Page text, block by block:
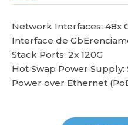
Network Interfaces: 48x
Interface de
Stack Ports: 2x 120G
Hot Swap Power Supply:
Power over Ethernet